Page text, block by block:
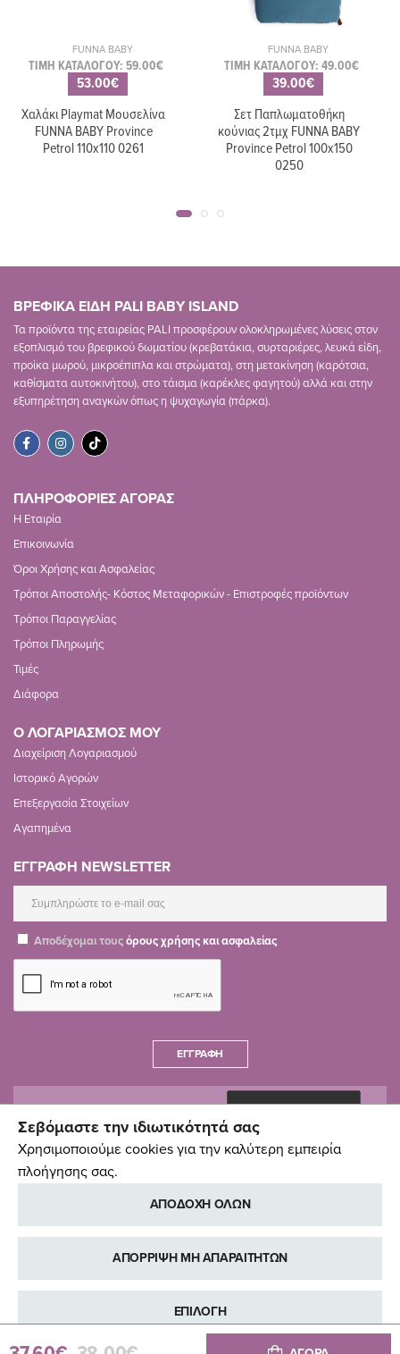
FUNNA BABY
ΤΙΜΗ ΚΑΤΑΛΟΓΟΥ: 59.00€
53.00€
Χαλάκι Playmat Μουσελίνα
FUNNA BABY Province
Petrol 110x110 0261
FUNNA BABY
ΤΙΜΗ ΚΑΤΑΛΟΓΟΥ: 49.00€
39.00€
Σετ Παπλωματοθήκη
κούνιας 2τμχ FUNNA BABY
Province Petrol 100x150
0250
ΒΡΕΦΙΚΑ ΕΙΔΗ PALI BABY ISLAND
Τα προϊόντα της εταιρείας PALI προσφέρουν ολοκληρωμένες λύσεις στον
εξοπλισμό του βρεφικού δωματίου (κρεβατάκια, συρταριέρες, λευκά είδη,
προίκα μωρού, μικροέπιπλα και στρώματα), στη μετακίνηση (καρότσια,
καθίσματα αυτοκινήτου), στο τάισμα (καρέκλες φαγητού) αλλά και στην
εξυπηρέτηση αναγκών όπως η ψυχαγωγία (πάρκα).
ΠΛΗΡΟΦΟΡΙΕΣ ΑΓΟΡΑΣ
Η Εταιρία
Επικοινωνία
Όροι Χρήσης και Ασφαλείας
Τρόποι Αποστολής- Κόστος Μεταφορικών - Επιστροφές προϊόντων
Τρόποι Παραγγελίας
Τρόποι Πληρωμής
Τιμές
Διάφορα
Ο ΛΟΓΑΡΙΑΣΜΟΣ ΜΟΥ
Διαχείριση Λογαριασμού
Ιστορικό Αγορών
Επεξεργασία Στοιχείων
Αγαπημένα
ΕΓΓΡΑΦΗ NEWSLETTER
Αποδέχομαι τουςόρους χρήσης και ασφαλείας
ΕΓΓΡΑΦΉ
Σεβόμαστε την ιδιωτικότητά σας
Χρησιμοποιούμε cookies για την καλύτερη εμπειρία
πλοήγησης σας.
ΑΠΟΔΟΧΗ ΟΛΩΝ
ΑΠΟΡΡΙΨΗ ΜΗ ΑΠΑΡΑΙΤΗΤΩΝ
ΕΠΙΛΟΓΗ